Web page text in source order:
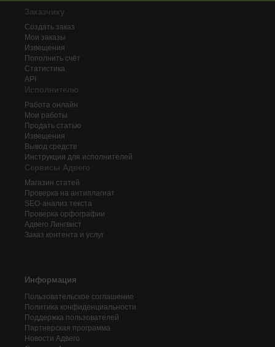
Заказчику
Создать заказ
Мои заказы
Извещения
Пополнить счёт
Статистика
API
Исполнителю
Работа онлайн
Мои работы
Продать статью
Извещения
Вывод средств
Инструкции для исполнителей
Сервисы Адвего
Магазин статей
Проверка на антиплагиат
SEO-анализ текста
Проверка орфографии
Адвего Лингвист
Заказ контента и услуг
Информация
Пользовательское соглашение
Политика конфиденциальности
Поддержка пользователей
Партнерская программа
Новости Адвего